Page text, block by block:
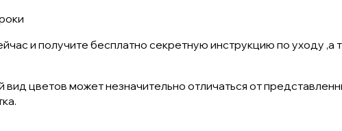
и получите бесплатно секретную инструкцию по уходу ,а
цветов может незначительно отличаться от